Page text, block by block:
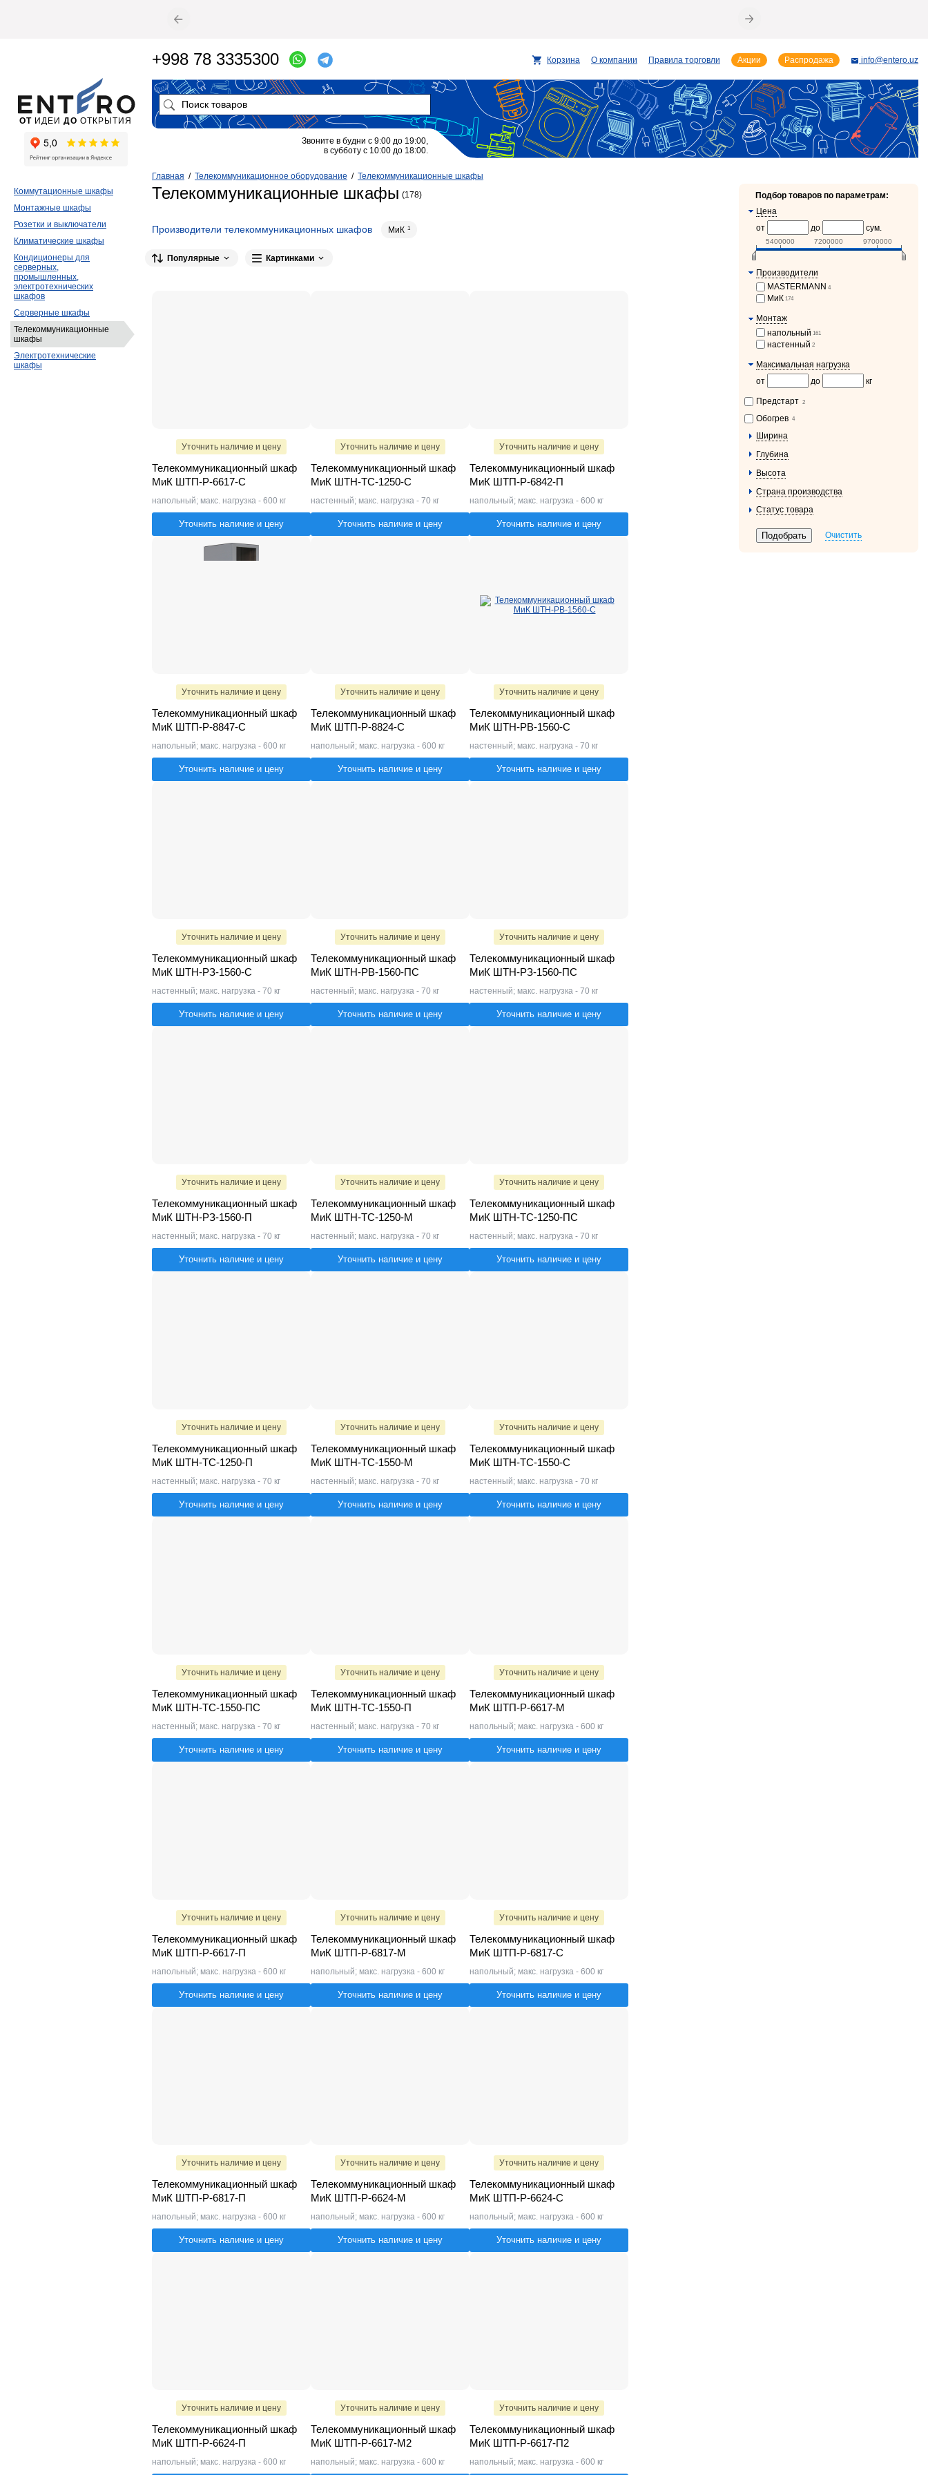
Главная / Телекоммуникационное оборудование / Телекоммуникационные шкафы
Телекоммуникационные шкафы (178)
Производители телекоммуникационных шкафов МиК 1
Популярные Картинками
Уточнить наличие и цену
Телекоммуникационный шкаф
МиК ШТП-Р-6617-С
напольный; макс. нагрузка - 600 кг
Уточнить наличие и цену
Уточнить наличие и цену
Телекоммуникационный шкаф
МиК ШТН-ТС-1250-С
настенный; макс. нагрузка - 70 кг
Уточнить наличие и цену
Уточнить наличие и цену
Телекоммуникационный шкаф
МиК ШТП-Р-6842-П
напольный; макс. нагрузка - 600 кг
Уточнить наличие и цену
Уточнить наличие и цену
Телекоммуникационный шкаф
МиК ШТП-Р-8847-С
напольный; макс. нагрузка - 600 кг
Уточнить наличие и цену
Уточнить наличие и цену
Телекоммуникационный шкаф
МиК ШТП-Р-8824-С
напольный; макс. нагрузка - 600 кг
Уточнить наличие и цену
Уточнить наличие и цену
Телекоммуникационный шкаф
МиК ШТН-РВ-1560-С
настенный; макс. нагрузка - 70 кг
Уточнить наличие и цену
Уточнить наличие и цену
Телекоммуникационный шкаф
МиК ШТН-РЗ-1560-С
настенный; макс. нагрузка - 70 кг
Уточнить наличие и цену
Уточнить наличие и цену
Телекоммуникационный шкаф
МиК ШТН-РВ-1560-ПС
настенный; макс. нагрузка - 70 кг
Уточнить наличие и цену
Уточнить наличие и цену
Телекоммуникационный шкаф
МиК ШТН-РЗ-1560-ПС
настенный; макс. нагрузка - 70 кг
Уточнить наличие и цену
Уточнить наличие и цену
Телекоммуникационный шкаф
МиК ШТН-РЗ-1560-П
настенный; макс. нагрузка - 70 кг
Уточнить наличие и цену
Уточнить наличие и цену
Телекоммуникационный шкаф
МиК ШТН-ТС-1250-М
настенный; макс. нагрузка - 70 кг
Уточнить наличие и цену
Уточнить наличие и цену
Телекоммуникационный шкаф
МиК ШТН-ТС-1250-ПС
настенный; макс. нагрузка - 70 кг
Уточнить наличие и цену
Уточнить наличие и цену
Телекоммуникационный шкаф
МиК ШТН-ТС-1250-П
настенный; макс. нагрузка - 70 кг
Уточнить наличие и цену
Уточнить наличие и цену
Телекоммуникационный шкаф
МиК ШТН-ТС-1550-М
настенный; макс. нагрузка - 70 кг
Уточнить наличие и цену
Уточнить наличие и цену
Телекоммуникационный шкаф
МиК ШТН-ТС-1550-С
настенный; макс. нагрузка - 70 кг
Уточнить наличие и цену
Уточнить наличие и цену
Телекоммуникационный шкаф
МиК ШТН-ТС-1550-ПС
настенный; макс. нагрузка - 70 кг
Уточнить наличие и цену
Уточнить наличие и цену
Телекоммуникационный шкаф
МиК ШТН-ТС-1550-П
настенный; макс. нагрузка - 70 кг
Уточнить наличие и цену
Уточнить наличие и цену
Телекоммуникационный шкаф
МиК ШТП-Р-6617-M
напольный; макс. нагрузка - 600 кг
Уточнить наличие и цену
Уточнить наличие и цену
Телекоммуникационный шкаф
МиК ШТП-Р-6617-П
напольный; макс. нагрузка - 600 кг
Уточнить наличие и цену
Уточнить наличие и цену
Телекоммуникационный шкаф
МиК ШТП-Р-6817-M
напольный; макс. нагрузка - 600 кг
Уточнить наличие и цену
Уточнить наличие и цену
Телекоммуникационный шкаф
МиК ШТП-Р-6817-С
напольный; макс. нагрузка - 600 кг
Уточнить наличие и цену
Уточнить наличие и цену
Телекоммуникационный шкаф
МиК ШТП-Р-6817-П
напольный; макс. нагрузка - 600 кг
Уточнить наличие и цену
Уточнить наличие и цену
Телекоммуникационный шкаф
МиК ШТП-Р-6624-M
напольный; макс. нагрузка - 600 кг
Уточнить наличие и цену
Уточнить наличие и цену
Телекоммуникационный шкаф
МиК ШТП-Р-6624-С
напольный; макс. нагрузка - 600 кг
Уточнить наличие и цену
Уточнить наличие и цену
Телекоммуникационный шкаф
МиК ШТП-Р-6624-П
напольный; макс. нагрузка - 600 кг
Уточнить наличие и цену
Телекоммуникационный шкаф
МиК ШТП-Р-6617-M2
напольный; макс. нагрузка - 600 кг
Уточнить наличие и цену
Телекоммуникационный шкаф
МиК ШТП-Р-6617-П2
напольный; макс. нагрузка - 600 кг
Подбор товаров по параметрам:
Цена
от
до сум.
5400000 7200000 9700000
Производители
MASTERMANN 4
МиК 174
Монтаж
напольный 161
настенный 2
Максимальная нагрузка
от
до кг
Предстарт 2
Обогрев 4
Ширина
Глубина
Высота
Страна производства
Статус товара
Очистить
Коммутационные шкафы
Монтажные шкафы
Розетки и выключатели
Климатические шкафы
Кондиционеры для
серверных,
промышленных,
электротехнических
шкафов
Серверные шкафы
Телекоммуникационные
шкафы
Электротехнические
шкафы
ОТ ИДЕИ ДО ОТКРЫТИЯ
+998 78 3335300 Корзина О компании Правила торговли Акции Распродажа info@entero.uz
Звоните в будни с 9:00 до 19:00,
в субботу с 10:00 до 18:00.